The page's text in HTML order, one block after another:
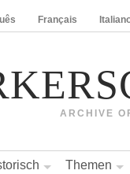
Français
ARCHIVE
Themen